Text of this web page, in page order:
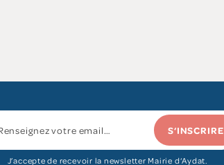
S‘INSCRIRE
J’accepte de recevoir la newsletter Mairie d‘Aydat.